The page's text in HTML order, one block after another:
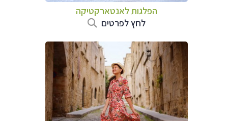
הפלגות לאנטארקטיקה
לחץ לפרטים